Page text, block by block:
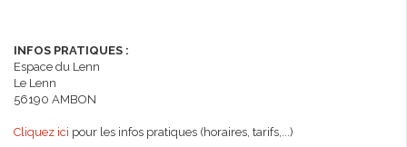
INFOS PRATIQUES :
Espace du Lenn
Le Lenn
56190 AMBON
Cliquez ici pour les infos pratiques (horaires, tarifs,...)